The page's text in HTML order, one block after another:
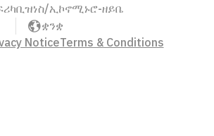
ቢዝነስ/ኢኮኖሚኑሮ-ዘይቤ
ቋንቋ
NoticeTerms & Conditions